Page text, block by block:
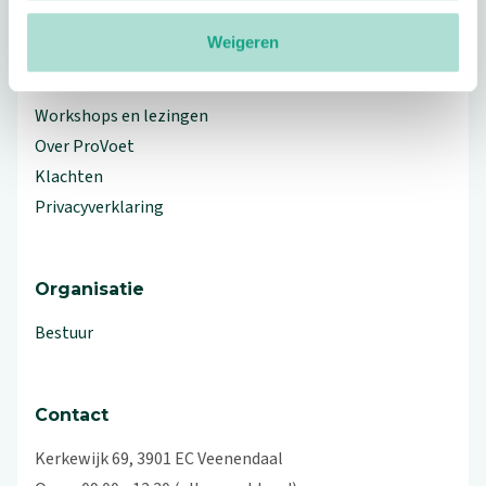
Weigeren
Branche Informatiecentrum
Workshops en lezingen
Over ProVoet
Klachten
Privacyverklaring
Organisatie
Bestuur
Contact
Kerkewijk 69, 3901 EC Veenendaal